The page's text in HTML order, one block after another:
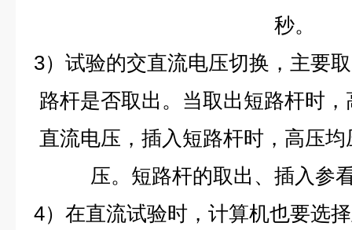
秒。
3）试验的交直流电压切换，主要
路杆是否取出。当取出短路杆时
直流电压，插入短路杆时，高压
压。短路杆的取出、插入参
4）在直流试验时，计算机也要选